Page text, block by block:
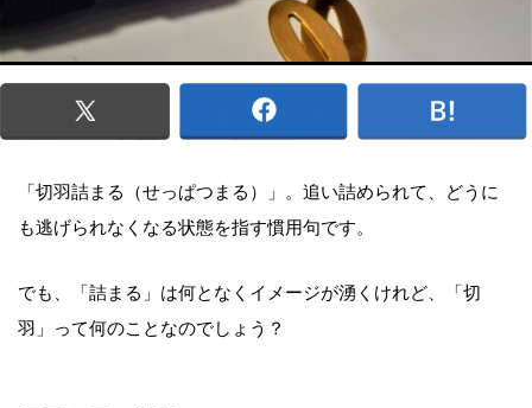
「切羽詰まる（せっぱつまる）」。追い詰められて、どうに
も逃げられなくなる状態を指す慣用句です。
でも、「詰まる」は何となくイメージが湧くけれど、「切
羽」って何のことなのでしょう？